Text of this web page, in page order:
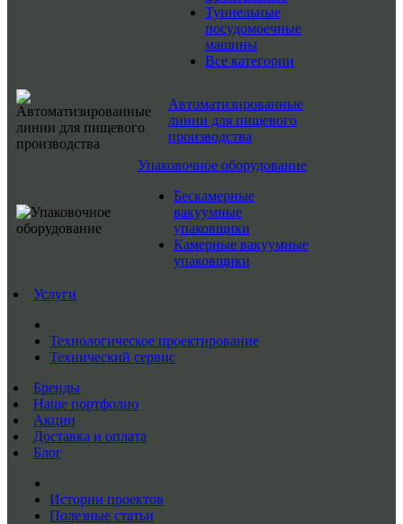
Туннельные
посудомоечные
машины
Все категории
Автоматизированные
линии для пищевого
производства
Упаковочное оборудование
Бескамерные
вакуумные
упаковщики
Камерные вакуумные
упаковщики
Услуги
Технологическое проектирование
Технический сервис
Бренды
Наше портфолио
Акции
Доставка и оплата
Блог
Истории проектов
Полезные статьи